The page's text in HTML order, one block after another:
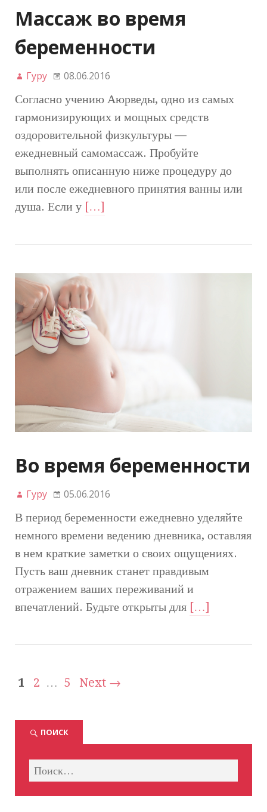
Массаж во время
беременности
Гуру 08.06.2016
Согласно учению Аюрведы, одно из самых
гармонизирующих и мощных средств
оздоровительной физкультуры —
ежедневный самомассаж. Пробуйте
выполнять описанную ниже процедуру до
или после ежедневного принятия ванны или
душа. Если у […]
Во время беременности
Гуру 05.06.2016
В период беременности ежедневно уделяйте
немного времени ведению дневника, оставляя
в нем краткие заметки о своих ощущениях.
Пусть ваш дневник станет правдивым
отражением ваших переживаний и
впечатлений. Будьте открыты для […]
1 2 … 5 Next →
ПОИСК